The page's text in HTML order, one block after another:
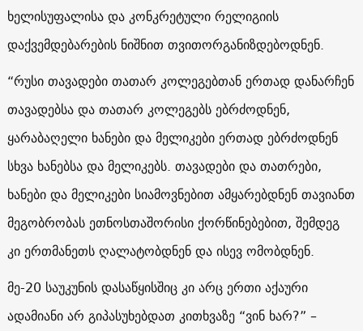
ხელისუფალისა და კონკრეტული რელიგიის
დაქვემდებარების ნიშნით თვითორგანიზდებოდნენ.
“რუსი თავადები თათარ კოლეგებთან ერთად დანარჩენ
თავადებსა და თათარ კოლეგებს ებრძოდნენ,
ყარაბაღელი ხანები და მელიკები ერთად ებრძოდნენ
სხვა ხანებსა და მელიკებს. თავადები და თათრები,
ხანები და მელიკები სიამოვნებით ამყარებდნენ თავიანთ
მეგობრობას ეთნოსთაშორისი ქორწინებებით, შემდეგ
კი ერთმანეთს ღალატობდნენ და ისევ ომობდნენ.
მე-20 საუკუნის დასაწყისშიც კი არც ერთი აქაური
ადამიანი არ გიპასუხებდათ კითხვაზე “ვინ ხარ?” –